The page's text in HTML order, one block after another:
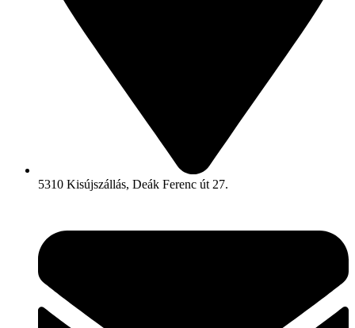
5310 Kisújszállás, Deák Ferenc út 27.